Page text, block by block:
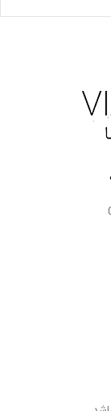
سفید ، چوب گایاک،
وانیل ، شکوفه تنباکو
، لابدانیوم